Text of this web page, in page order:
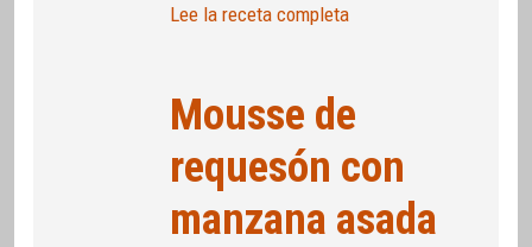
Lee la receta completa
Mousse de
requesón con
manzana asada